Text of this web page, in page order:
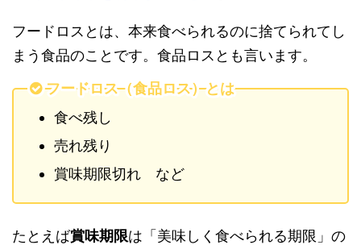
フードロスとは、本来食べられるのに捨てられてし
まう食品のことです。食品ロスとも言います。
フードロス（食品ロス）とは
食べ残し
売れ残り
賞味期限切れ など
たとえば賞味期限は「美味しく食べられる期限」の